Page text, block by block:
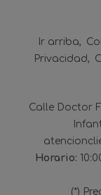
Ir arriba
Privacidad
Calle Doctor
Horario:
(*)